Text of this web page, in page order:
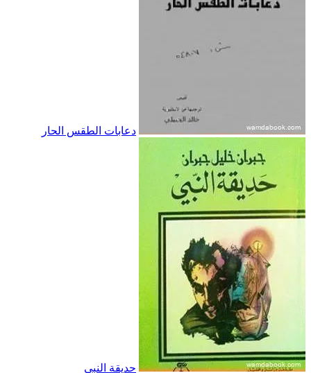
دعابات الطقس الحار
حديقة النبي